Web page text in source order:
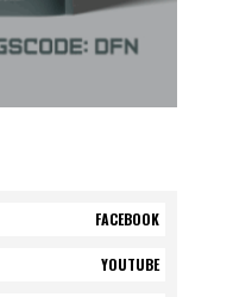
FACEBOOK
YOUTUBE